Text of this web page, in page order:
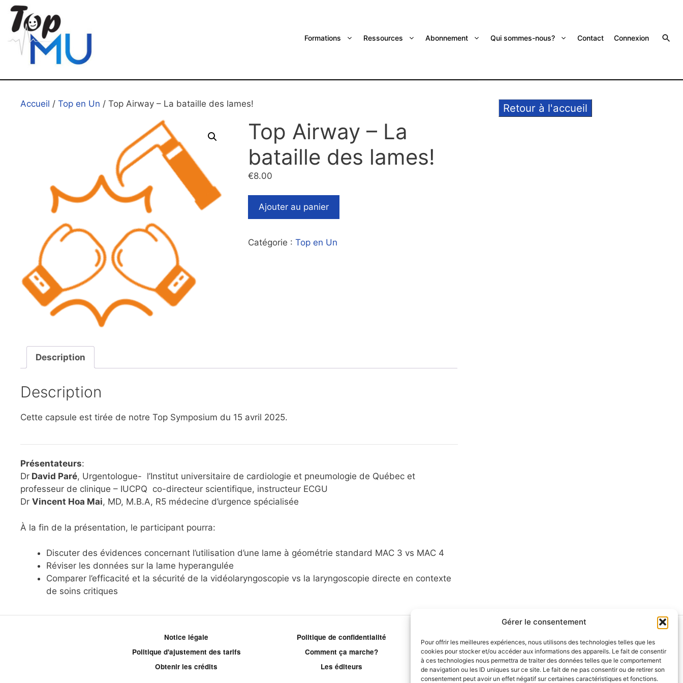
Gérer le consentement
Pour offrir les meilleures expériences, nous utilisons des technologies telles que les
cookies pour stocker et/ou accéder aux informations des appareils. Le fait de consentir
à ces technologies nous permettra de traiter des données telles que le comportement
de navigation ou les ID uniques sur ce site. Le fait de ne pas consentir ou de retirer son
consentement peut avoir un effet négatif sur certaines caractéristiques et fonctions.
Formations Ressources Abonnement Qui sommes-nous? Contact Connexion
Accueil / Top en Un / Top Airway – La bataille des lames!
Top Airway – La
bataille des lames!
€8.00
Ajouter au panier
Catégorie : Top en Un
Description
Description
Cette capsule est tirée de notre Top Symposium du 15 avril 2025.
Présentateurs:
Dr David Paré, Urgentologue- l’Institut universitaire de cardiologie et pneumologie de Québec et
professeur de clinique – IUCPQ co-directeur scientifique, instructeur ECGU
Dr Vincent Hoa Mai, MD, M.B.A, R5 médecine d’urgence spécialisée
À la fin de la présentation, le participant pourra:
Discuter des évidences concernant l’utilisation d’une lame à géométrie standard MAC 3 vs MAC 4
Réviser les données sur la lame hyperangulée
Comparer l’efficacité et la sécurité de la vidéolaryngoscopie vs la laryngoscopie directe en contexte
de soins critiques
Retour à l'accueil
Notice légale Politique de confidentialité
Politique de remboursement
Politique d'ajustement des tarifs
Comment ça marche?
Qui sommes-nous?
Obtenir les crédits
Les éditeurs Les experts et collaborateurs